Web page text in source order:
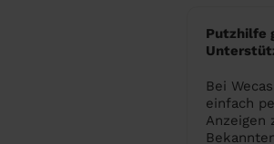
Putzhilfe
Bei
einfach
Anzeigen